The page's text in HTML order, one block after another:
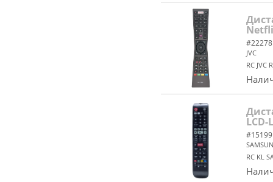
#22278
JVC
RC JVC
LCD-
#15199
RC KL